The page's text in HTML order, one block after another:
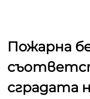
Пожарна
сградата